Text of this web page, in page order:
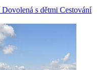
Dovolená s dětmi Cestování